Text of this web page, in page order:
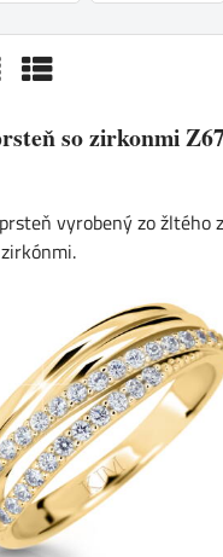
so zirkonmi
vyrobený zo žltého